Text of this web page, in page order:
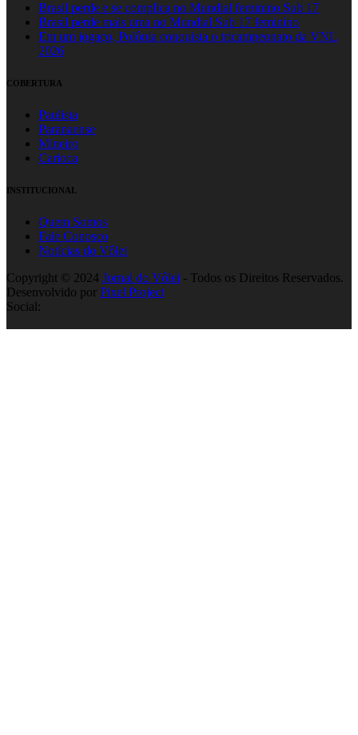
Brasil perde e se complica no Mundial feminino Sub 17
Brasil perde mais uma no Mundial Sub 17 feminino
Em um jogaço, Polônia conquista o tricampeonato da VNL
2026
COBERTURA
Paulista
Paranaense
Mineiro
Carioca
INSTITUCIONAL
Quem Somos
Fale Conosco
Notícias do Vôlei
Copyright © 2024 Jornal do Vôlei - Todos os Direitos Reservados.
Desenvolvido por Pixel Project
Social: